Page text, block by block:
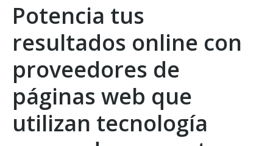
Potencia tus
resultados online con
proveedores de
páginas web que
utilizan tecnología